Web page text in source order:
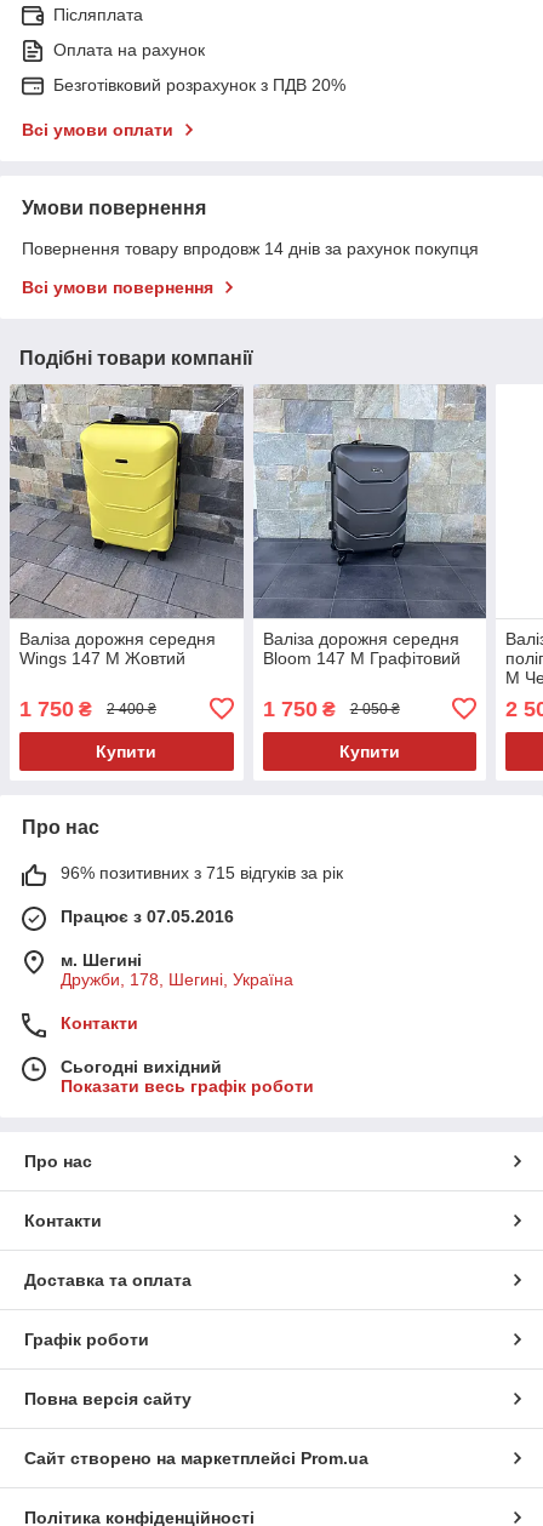
Післяплата
Оплата на рахунок
Безготівковий розрахунок з ПДВ 20%
Всі умови оплати
Умови повернення
Повернення товару впродовж 14 днів за рахунок покупця
Всі умови повернення
Подібні товари компанії
Валіза дорожня середня
Wings 147 M Жовтий
1 750 ₴ 2 400 ₴
Купити
Валіза дорожня середня
Bloom 147 M Графітовий
1 750₴ 2 050 ₴
Купити
M
2
Про нас
96% позитивних з 715 відгуків за рік
Працює з 07.05.2016
м. Шегині
Дружби, 178, Шегині, Україна
Контакти
Сьогодні вихідний
Показати весь графік роботи
Про нас
Контакти
Доставка та оплата
Графік роботи
Повна версія сайту
Сайт створено на маркетплейсі Prom.ua
Політика конфіденційності